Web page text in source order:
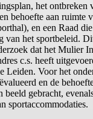
het ontbreken
behoefte aan ruimte
en een Raad
van het sportbeleid.
dat het Mulier
c.s. heeft
Leiden. Voor het
en de
beeld gebracht,
sportaccommodaties.